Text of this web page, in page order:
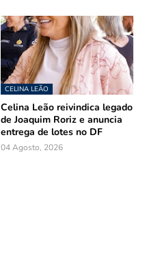
CELINA LEÃO
Celina Leão reivindica legado
de Joaquim Roriz e anuncia
entrega de lotes no DF
04 Agosto, 2026